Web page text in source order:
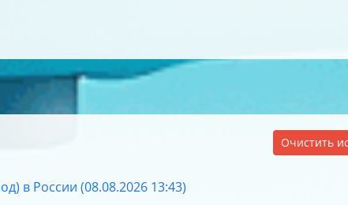
Очистить
в России (08.08.2026 13:43)